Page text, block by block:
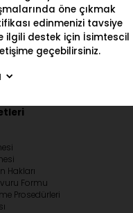
öne çıkmak
edinmenizi tavsiye
ilgili destek için İsimtescil
geçebilirsiniz.
Hakları
Formu
Prosedürleri